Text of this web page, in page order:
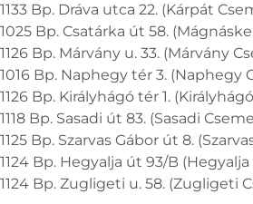
1133 Bp. Dráva utca 22. (Kárpát
1025 Bp. Csatárka út 58.
1126 Bp. Márvány u. 33. (Márvány
1016 Bp. Naphegy tér 3. (Naphegy
1126 Bp. Királyhágó tér 1.
1118 Bp. Sasadi út 83. (Sasadi
1125 Bp. Szarvas Gábor út 8.
1124 Bp. Hegyalja út 93/B
1124 Bp. Zugligeti u. 58. (Zugligeti